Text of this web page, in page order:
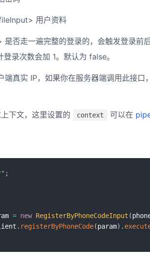
用户资料
是否走一遍完整的登录的，会触发登录前
录次数会加 1。默认为 false。
真实 IP，如果你在服务器端调用此接口
下文，这里设置的 context 可以在
;
= new RegisterByPhoneCodeInput (
. registerByPhoneCode(param) .